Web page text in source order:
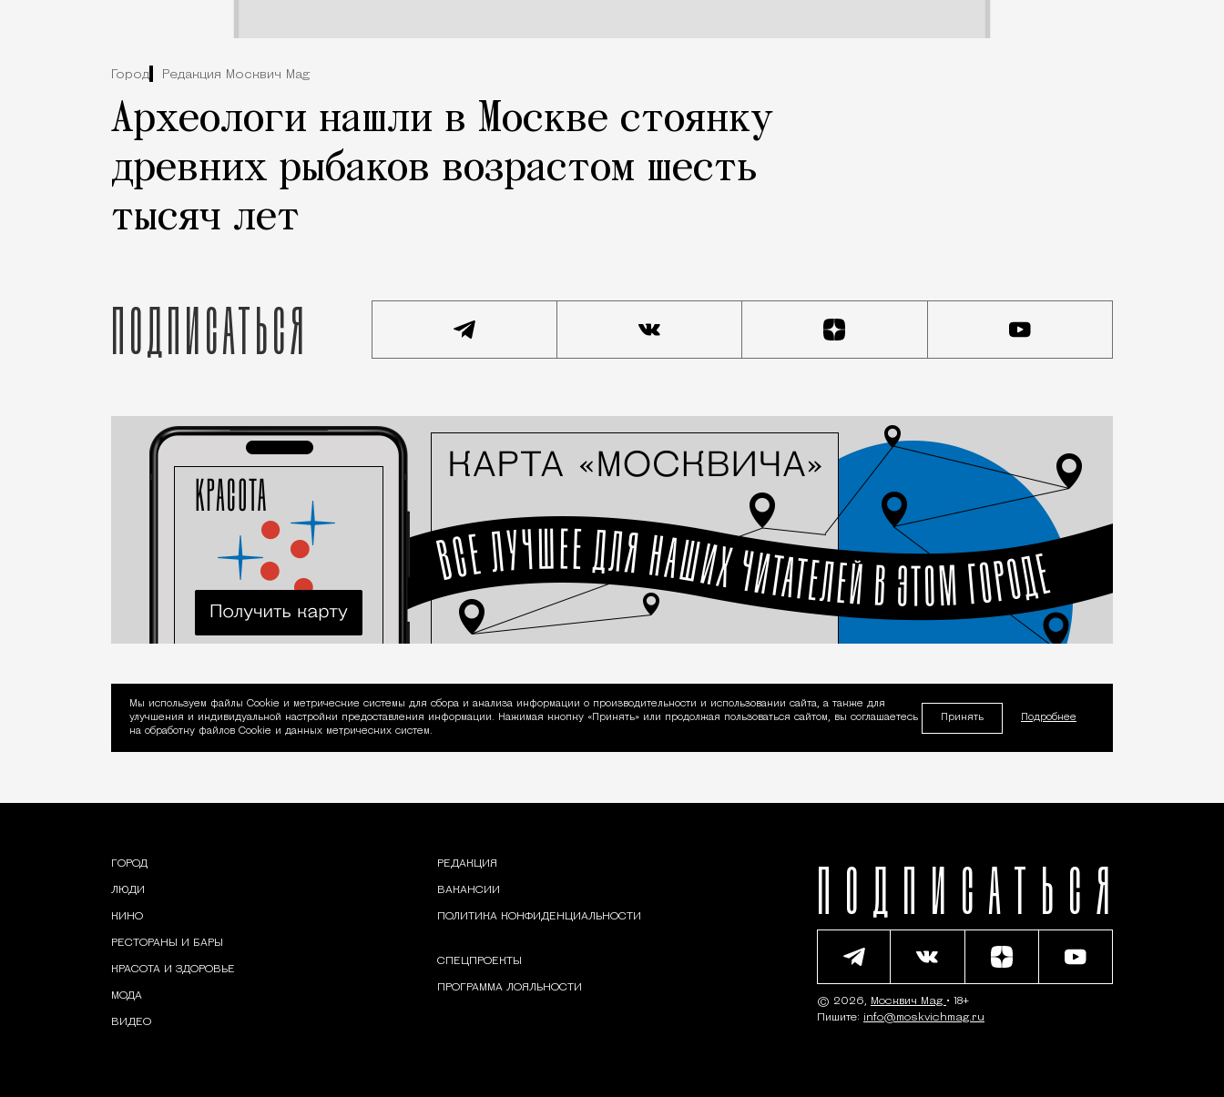
Город Редакция Москвич Mag
Археологи нашли в Москве стоянку
древних рыбаков возрастом шесть
тысяч лет
Подписаться
Уведомление об использовании Cookie
Мы используем файлы Сookie и метрические системы для сбора и анализа информации о производительности и использовании сайта, а также для
улучшения и индивидуальной настройки предоставления информации. Нажимая кнопку «Принять» или продолжая пользоваться сайтом, вы соглашаетесь
на обработку файлов Cookie и данных метрических систем.
Принять Подробнее
ГОРОД
ЛЮДИ
КИНО
РЕСТОРАНЫ И БАРЫ
КРАСОТА И ЗДОРОВЬЕ
МОДА
ВИДЕО
РЕДАКЦИЯ
ВАКАНСИИ
ПОЛИТИКА КОНФИДЕНЦИАЛЬНОСТИ
СПЕЦПРОЕКТЫ
ПРОГРАММА ЛОЯЛЬНОСТИ
ПОДПИСАТЬСЯ
© 2026, Москвич Mag • 18+
Пишите: info@moskvichmag.ru